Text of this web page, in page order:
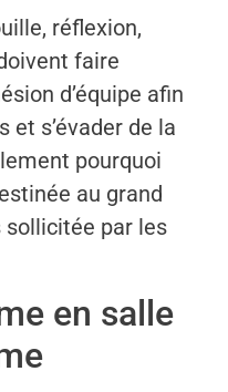
réflexion,
faire
d’équipe afin
et s’évader de la
pourquoi
au grand
sollicitée par les
en salle